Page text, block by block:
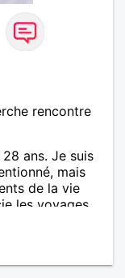
rencontre
ans. Je suis
mais
de la vie
les voyages,
moments de
personne
basée